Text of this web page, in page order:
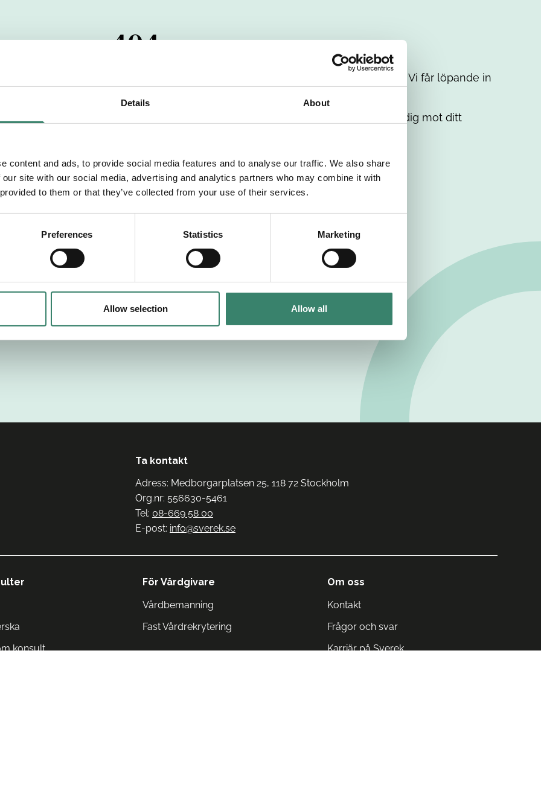
Details About
content and ads, to provide social media features and to analyse our traffic. We also share
site with our social media, advertising and analytics partners who may combine it with
to them or that they’ve collected from your use of their services.
Preferences Statistics Marketing
Allow selection Allow all
404
har passerats. Vi uppskattar verkligen ditt intresse. Misströsta inte. Vi får löpande in
dig med mer information om våra aktuella uppdrag. Tillsammans matchar vi dig mot ditt
Tillbaka till Sverek
Ta kontakt
Adress: Medborgarplatsen 25, 118 72 Stockholm
Org.nr: 556630-5461
Tel: 08-669 58 00
E-post: info@sverek.se
konsult
För Vårdgivare
Vårdbemanning
Fast Vårdrekrytering
Om oss
Kontakt
Frågor och svar
Karriär på Sverek